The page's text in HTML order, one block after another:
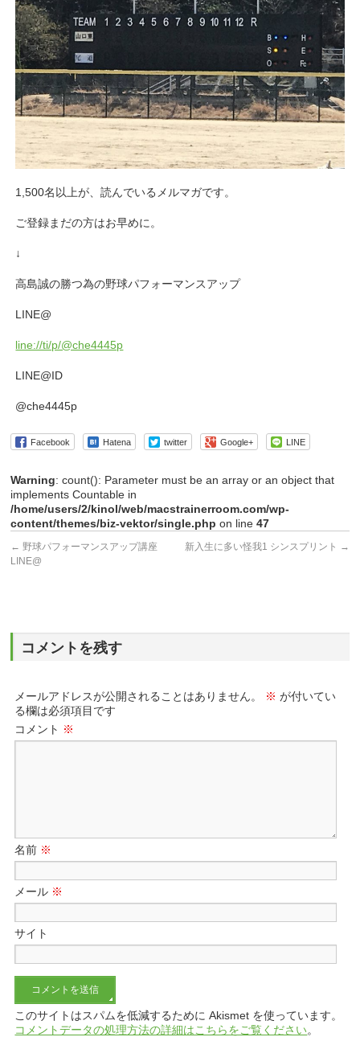
1,500名以上が、読んでいるメルマガです。
ご登録まだの方はお早めに。
↓
高島誠の勝つ為の野球パフォーマンスアップ
LINE@
line://ti/p/@che4445p
LINE@ID
@che4445p
Facebook Hatena twitter Google+ LINE
Warning: count(): Parameter must be an array or an object that
implements Countable in
/home/users/2/kinol/web/macstrainerroom.com/wp-
content/themes/biz-vektor/single.php on line47
← 野球パフォーマンスアップ講座
LINE@
新入生に多い怪我1 シンスプリント →
コメントを残す
メールアドレスが公開されることはありません。 ※ が付いてい
る欄は必須項目です
コメント ※
名前 ※
メール ※
サイト
このサイトはスパムを低減するために Akismet を使っています。
コメントデータの処理方法の詳細はこちらをご覧ください。